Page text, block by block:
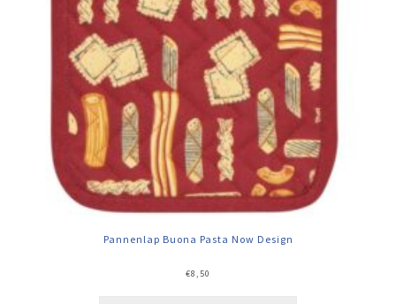
Pannenlap Buona Pasta Now Design
€8,50